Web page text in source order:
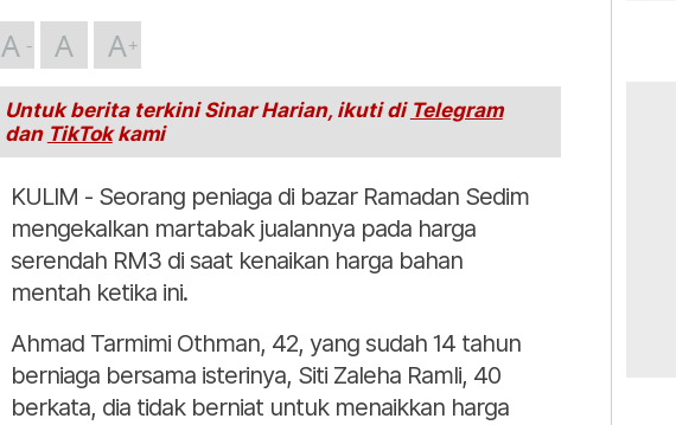
A A A
Untuk berita terkini Sinar Harian, ikuti di Telegram
dan TikTokkami
KULIM - Seorang peniaga di bazar Ramadan Sedim
mengekalkan martabak jualannya pada harga
serendah RM3 di saat kenaikan harga bahan
mentah ketika ini.
Ahmad Tarmimi Othman, 42, yang sudah 14 tahun
berniaga bersama isterinya, Siti Zaleha Ramli, 40
berkata, dia tidak berniat untuk menaikkan harga